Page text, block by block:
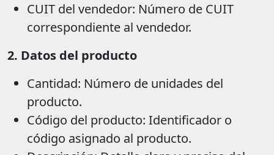
CUIT del vendedor: Número de CUIT
correspondiente al vendedor.
2. Datos del producto
Cantidad: Número de unidades del
producto.
Código del producto: Identificador o
código asignado al producto.